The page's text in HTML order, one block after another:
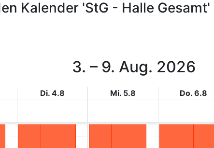
Kalender 'StG - Halle Gesamt'
3. – 9. Aug. 2026
Di. 4.8 Mi. 5.8 Do. 6.8